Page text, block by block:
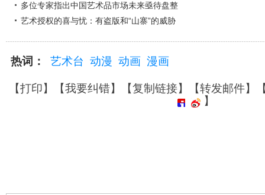
多位专家指出中国艺术品市场未来亟待盘整
艺术授权的喜与忧：有盗版和“山寨”的威胁
热词： 艺术台 动漫 动画 漫画
【打印】【我要纠错】【复制链接】【转发邮件】
】